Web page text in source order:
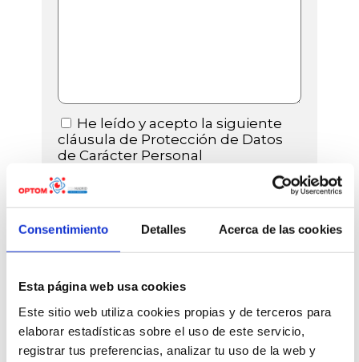
Consentimiento Detalles Acerca de las cookies
Esta página web usa cookies
Este sitio web utiliza cookies propias y de terceros para
elaborar estadísticas sobre el uso de este servicio,
registrar tus preferencias, analizar tu uso de la web y
He leído y acepto la siguiente
cláusula de Protección de Datos
de Carácter Personal
(*) Campos obligatorios
PATROCINADORES